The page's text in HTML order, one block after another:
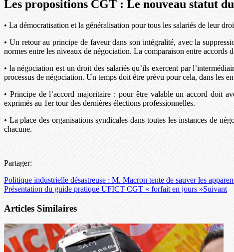
Les propositions CGT : Le nouveau statut
• La démocratisation et la généralisation pour tous les salariés de leur
• Un retour au principe de faveur dans son intégralité, avec la
normes entre les niveaux de négociation. La comparaison entre
• la négociation est un droit des salariés qu’ils exercent par
processus de négociation. Un temps doit être prévu pour cela, dans les
• Principe de l’accord majoritaire : pour être valable un accord doit
exprimés au 1er tour des dernières élections professionnelles.
• La place des organisations syndicales dans toutes les instances de
chacune.
Partager:
Politique industrielle désastreuse : M. Macron tente de sauver les
Présentation du guide pratique UFICT CGT « forfait en jours »Suivant
Articles Similaires